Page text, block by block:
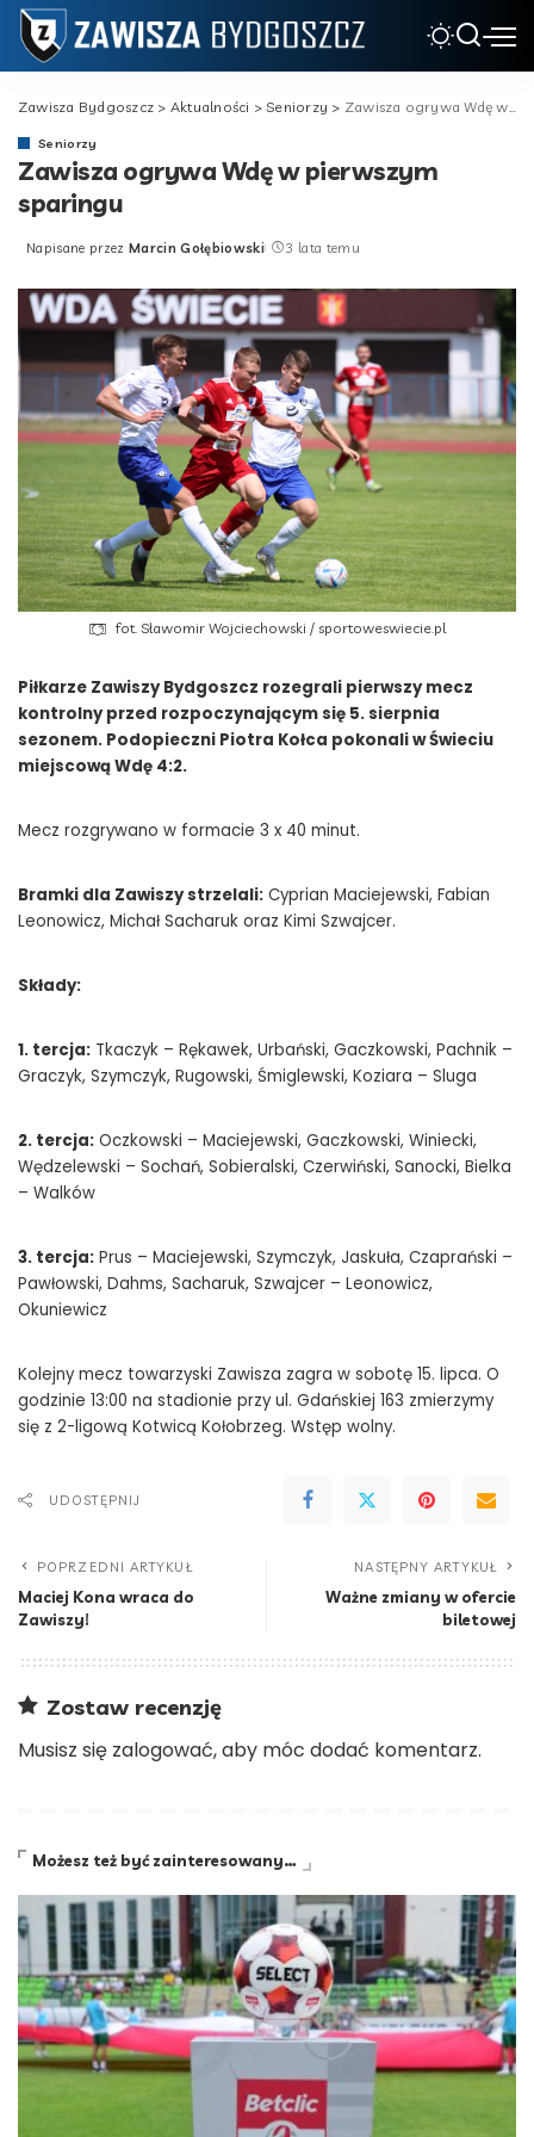
Zawisza Bydgoszcz > Aktualności >Seniorzy > Zawisza ogrywa Wdę w pierwszym sparingu
Seniorzy
Zawisza ogrywa Wdę w pierwszym
sparingu
Posted
Napisane przez Marcin Gołębiowski 3 lata temu
fot. Sławomir Wojciechowski / sportoweswiecie.pl
Piłkarze Zawiszy Bydgoszcz rozegrali pierwszy mecz
kontrolny przed rozpoczynającym się 5. sierpnia
sezonem. Podopieczni Piotra Kołca pokonali w Świeciu
miejscową Wdę 4:2.
Mecz rozgrywano w formacie 3 x 40 minut.
Bramki dla Zawiszy strzelali: Cyprian Maciejewski, Fabian
Leonowicz, Michał Sacharuk oraz Kimi Szwajcer.
Składy:
1. tercja: Tkaczyk – Rękawek, Urbański, Gaczkowski, Pachnik –
Graczyk, Szymczyk, Rugowski, Śmiglewski, Koziara – Sluga
2. tercja: Oczkowski – Maciejewski, Gaczkowski, Winiecki,
Wędzelewski – Sochań, Sobieralski, Czerwiński, Sanocki, Bielka
– Walków
3. tercja: Prus – Maciejewski, Szymczyk, Jaskuła, Czaprański –
Pawłowski, Dahms, Sacharuk, Szwajcer – Leonowicz,
Okuniewicz
Kolejny mecz towarzyski Zawisza zagra w sobotę 15. lipca. O
godzinie 13:00 na stadionie przy ul. Gdańskiej 163 zmierzymy
się z 2-ligową Kotwicą Kołobrzeg. Wstęp wolny.
UDOSTĘPNIJ
POPRZEDNI ARTYKUŁ
Maciej Kona wraca do
Zawiszy!
NASTĘPNY ARTYKUŁ
Ważne zmiany w ofercie
biletowej
Zostaw recenzję
Musisz się zalogować, aby móc dodać komentarz.
Możesz też być zainteresowany…